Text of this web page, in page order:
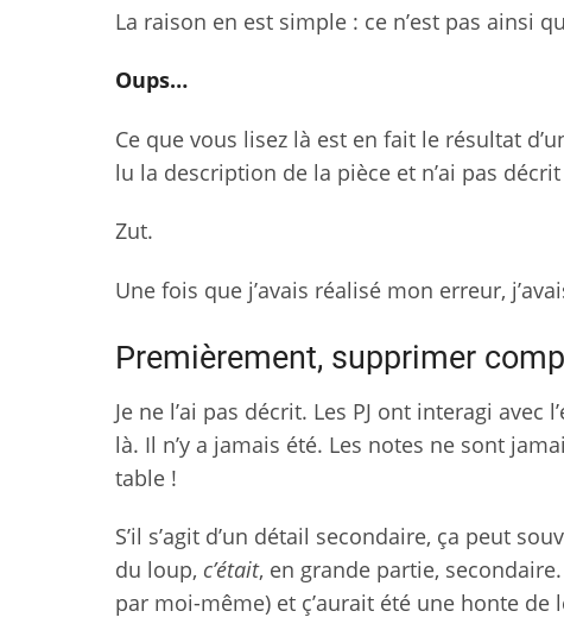
La raison en est simple : ce n’est pas ainsi
Oups…
Ce que vous lisez là est en fait le résultat
lu la description de la pièce et n’ai pas
Zut.
Une fois que j’avais réalisé mon erreur,
Premièrement, supprimer
Je ne l’ai pas décrit. Les PJ ont interagi avec
là. Il n’y a jamais été. Les notes ne sont
table !
S’il s’agit d’un détail secondaire, ça peut
du loup, c’était, en grande partie,
par moi-même) et ç’aurait été une honte de